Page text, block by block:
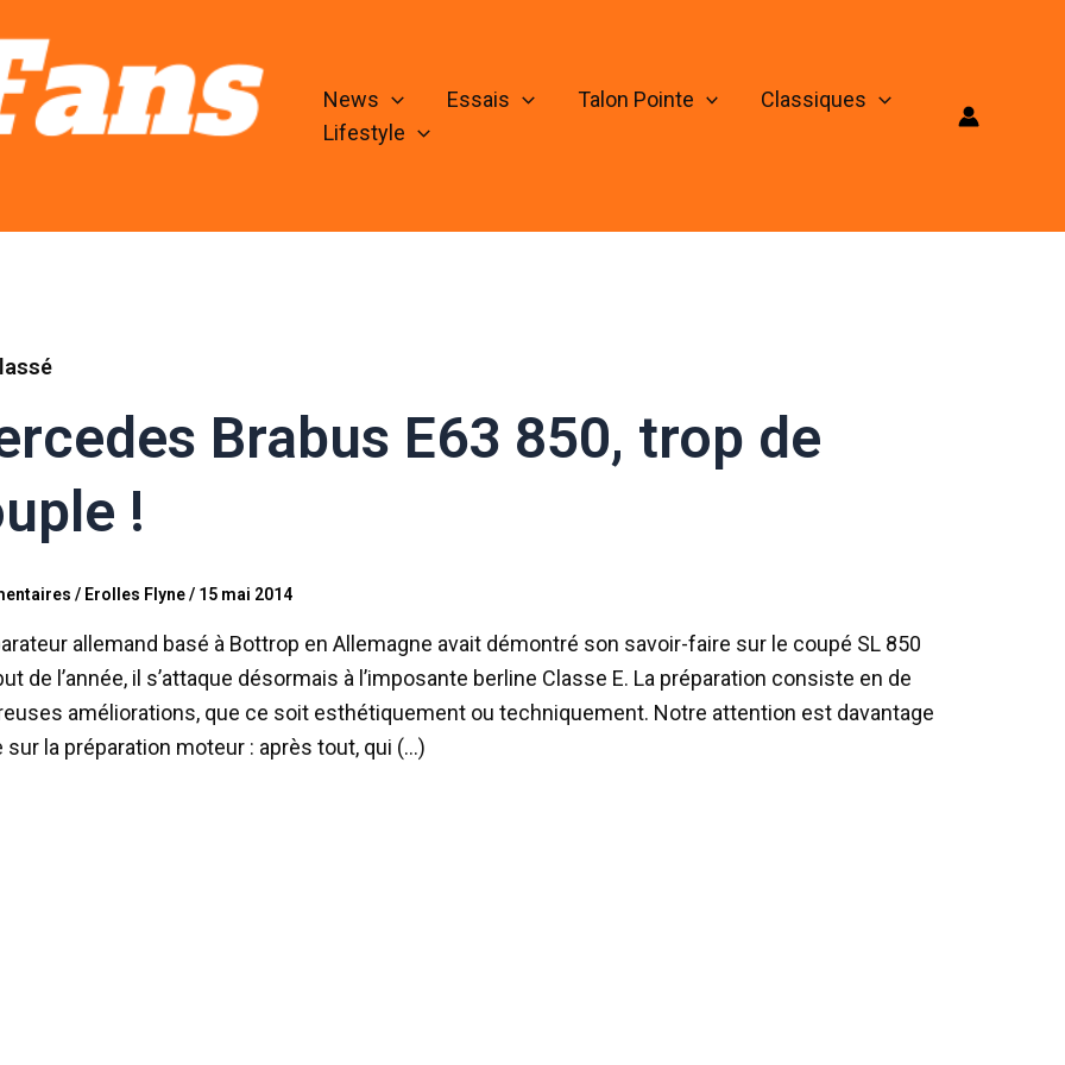
News Essais Talon Pointe
Classiques
Lifestyle
Brabus E63 850, trop de
!
/ Erolles Flyne/ 15 mai 2014
allemand basé à Bottrop en Allemagne avait démontré son savoir-faire sur le coupé SL 850
de l’année, il s’attaque désormais à l’imposante berline Classe E. La préparation consiste en de
améliorations, que ce soit esthétiquement ou techniquement. Notre attention est davantage
sur la préparation moteur : après tout, qui (…)